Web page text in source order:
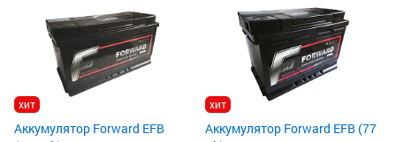
хит
Аккумулятор Forward EFB
хит
Аккумулятор Forward EFB (77